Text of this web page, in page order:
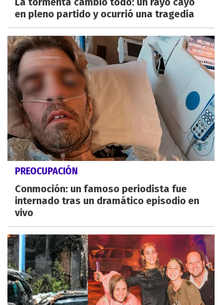
en pleno partido y ocurrió una tragedia
PREOCUPACIÓN
Conmoción: un famoso periodista fue
internado tras un dramático episodio en
vivo